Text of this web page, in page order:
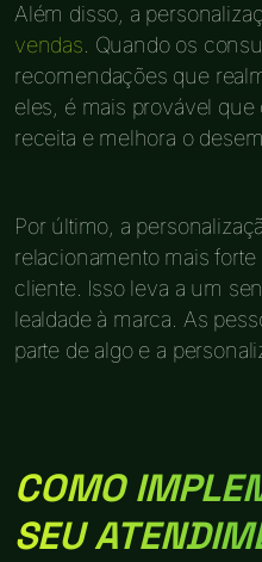
Além disso, a
vendas. Quando os
recomendações que
eles, é mais provável
receita e melhora o
Por último, a
relacionamento mais
cliente. Isso leva a um
lealdade à marca. As
parte de algo e a
COMO
SEU